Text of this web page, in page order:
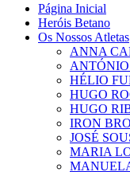
Página Inicial
Heróis Betano
Os Nossos Atletas
ANNA
HÉLIO
HUGO
HUGO
IRON
JOSÉ
MARIA